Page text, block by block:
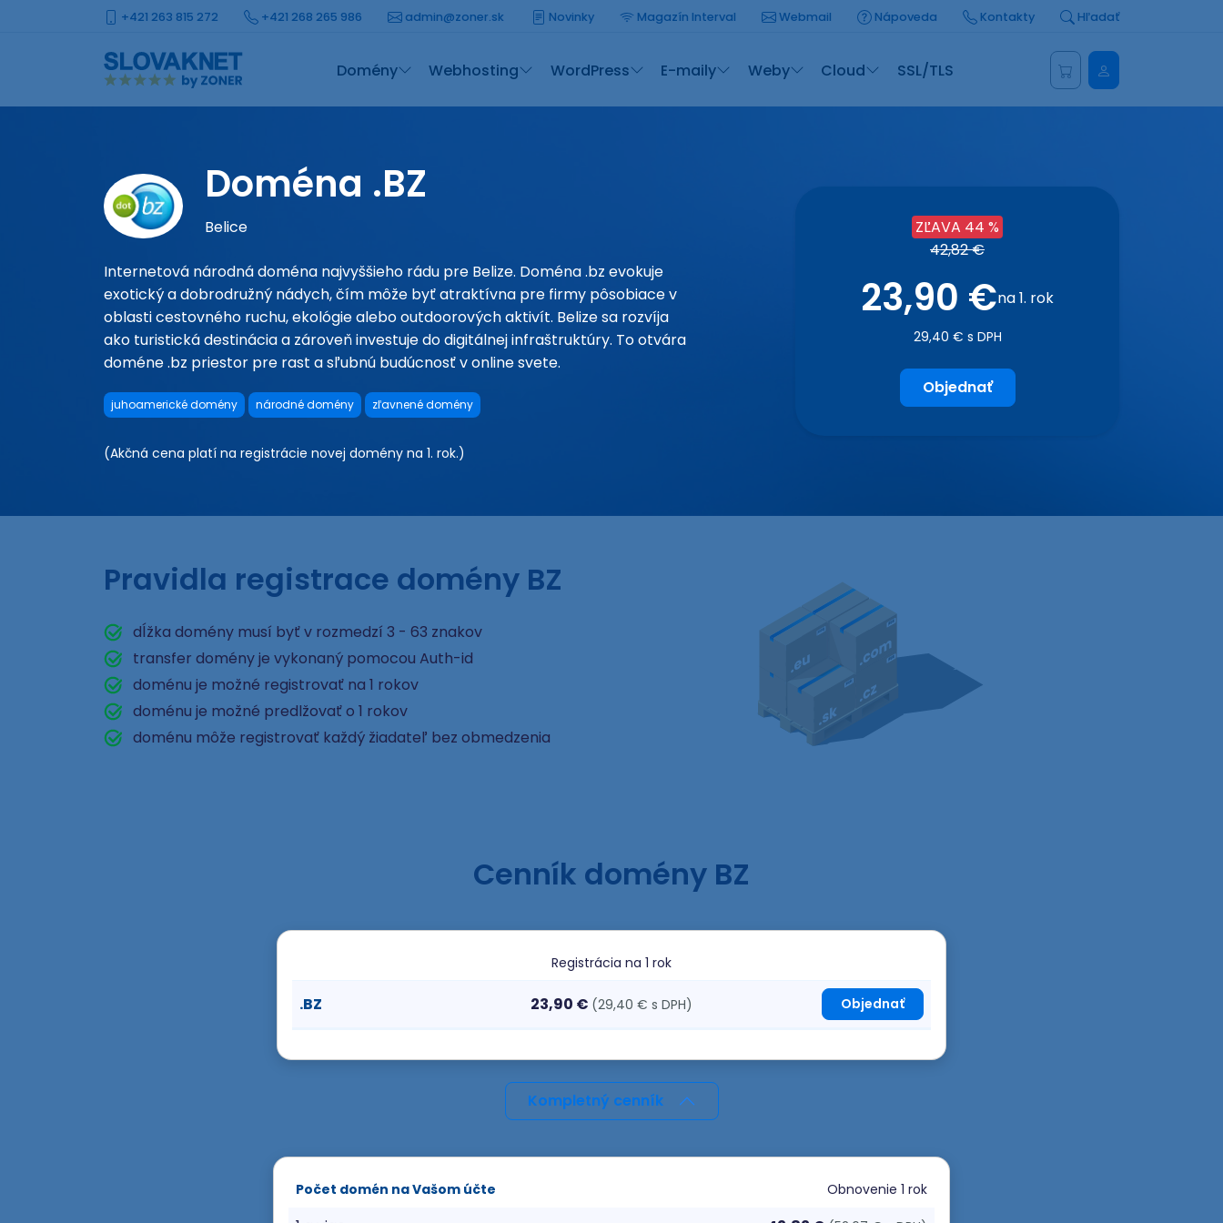
+421 263 815 272 +421 268 265 986 admin@zoner.sk Novinky Magazín Interval Webmail Nápoveda Kontakty Hľadať
Domény Webhosting WordPress E-maily Weby Cloud SSL/TLS Administrácia
Doména .BZ
Belice
Internetová národná doména najvyššieho rádu pre Belize. Doména .bz evokuje
exotický a dobrodružný nádych, čím môže byť atraktívna pre firmy pôsobiace v
oblasti cestovného ruchu, ekológie alebo outdoorových aktivít. Belize sa rozvíja
ako turistická destinácia a zároveň investuje do digitálnej infraštruktúry. To otvára
doméne .bz priestor pre rast a sľubnú budúcnosť v online svete.
juhoamerické domény národné domény zľavnené domény
(Akčná cena platí na registrácie novej domény na 1. rok.)
ZĽAVA 44 %
42,82 €
23,90 €na 1. rok
29,40 € s DPH
Objednať
Pravidla registrace domény BZ
dĺžka domény musí byť v rozmedzí 3 - 63 znakov
transfer domény je vykonaný pomocou Auth-id
doménu je možné registrovať na 1 rokov
doménu je možné predlžovať o 1 rokov
doménu môže registrovať každý žiadateľ bez obmedzenia
Cenník domény BZ
Registrácia na 1 rok
.BZ 23,90 € (29,40 € s DPH) Objednať
Kompletný cenník
Počet domén na Vašom účte Obnovenie 1 rok